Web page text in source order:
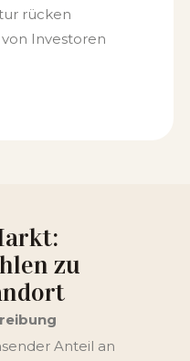
rücken
Investoren
zu
Anteil an